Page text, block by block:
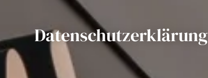
Datenschutzerklärung